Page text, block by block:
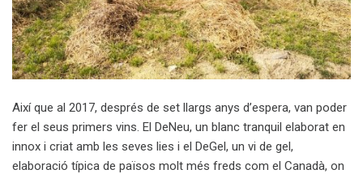
Així que al 2017, després de set llargs anys d’espera, van poder
fer el seus primers vins. El DeNeu, un blanc tranquil elaborat en
innox i criat amb les seves lies i el DeGel, un vi de gel,
elaboració típica de països molt més freds com el Canadà, on